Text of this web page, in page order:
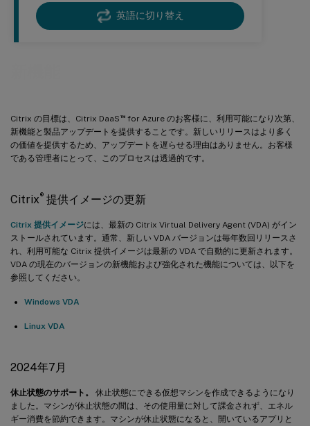
英語に切り替え
Citrix の目標は、Citrix DaaS ™for Azure のお客様に、利用可能になり次第、
新機能と製品アップデートを提供することです。新しいリリースはより多く
の価値を提供するため、アップデートを遅らせる理由はありません。お客様
である管理者にとって、このプロセスは透過的です。
Citrix®提供イメージの更新
Citrix 提供イメージには、最新の Citrix Virtual Delivery Agent (VDA) がイン
ストールされています。通常、新しい VDA バージョンは毎年数回リリースさ
れ、利用可能な Citrix 提供イメージは最新の VDA で自動的に更新されます。
VDA の現在のバージョンの新機能および強化された機能については、以下を
参照してください。
Windows VDA
Linux VDA
2024年7月
休止状態のサポート。
休止状態にできる仮想マシンを作成できるようになり
ました。マシンが休止状態の間は、その使用量に対して課金されず、エネル
ギー消費を節約できます。マシンが休止状態になると、開いているアプリと
2021年9月
2021年1月
2020年10月
2020年9月
2020年7月
2020年6月
2020年5月
2020年3月
2020年2月
2020年1月
2019年11月
2019年9月